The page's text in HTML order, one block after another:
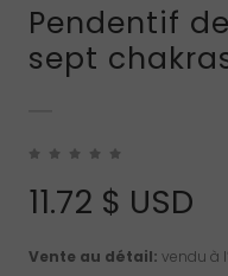
Pendentif
sept
11.72 $ USD
Vente au détail: vendu à